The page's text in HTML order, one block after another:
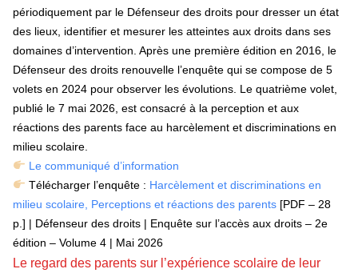
périodiquement par le Défenseur des droits pour dresser un état
des lieux, identifier et mesurer les atteintes aux droits dans ses
domaines d’intervention. Après une première édition en 2016, le
Défenseur des droits renouvelle l’enquête qui se compose de 5
volets en 2024 pour observer les évolutions. Le quatrième volet,
publié le 7 mai 2026, est consacré à la perception et aux
réactions des parents face au harcèlement et discriminations en
milieu scolaire.
Le communiqué d’information
Télécharger l’enquête : Harcèlement et discriminations en
milieu scolaire, Perceptions et réactions des parents [PDF – 28
p.] | Défenseur des droits | Enquête sur l’accès aux droits – 2e
édition – Volume 4 | Mai 2026
Le regard des parents sur l’expérience scolaire de leur